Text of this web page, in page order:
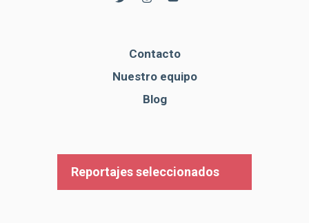
Contacto
Nuestro equipo
Blog
Reportajes seleccionados